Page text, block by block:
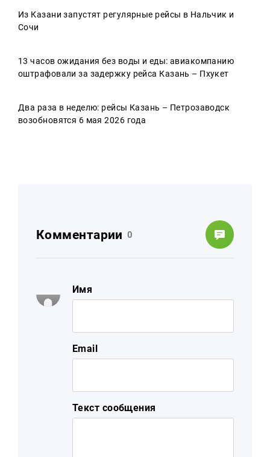
Из Казани запустят регулярные рейсы в Нальчик и
Сочи
13 часов ожидания без воды и еды: авиакомпанию
оштрафовали за задержку рейса Казань – Пхукет
Два раза в неделю: рейсы Казань – Петрозаводск
возобновятся 6 мая 2026 года
Комментарии 0
Имя
Email
Текст сообщения